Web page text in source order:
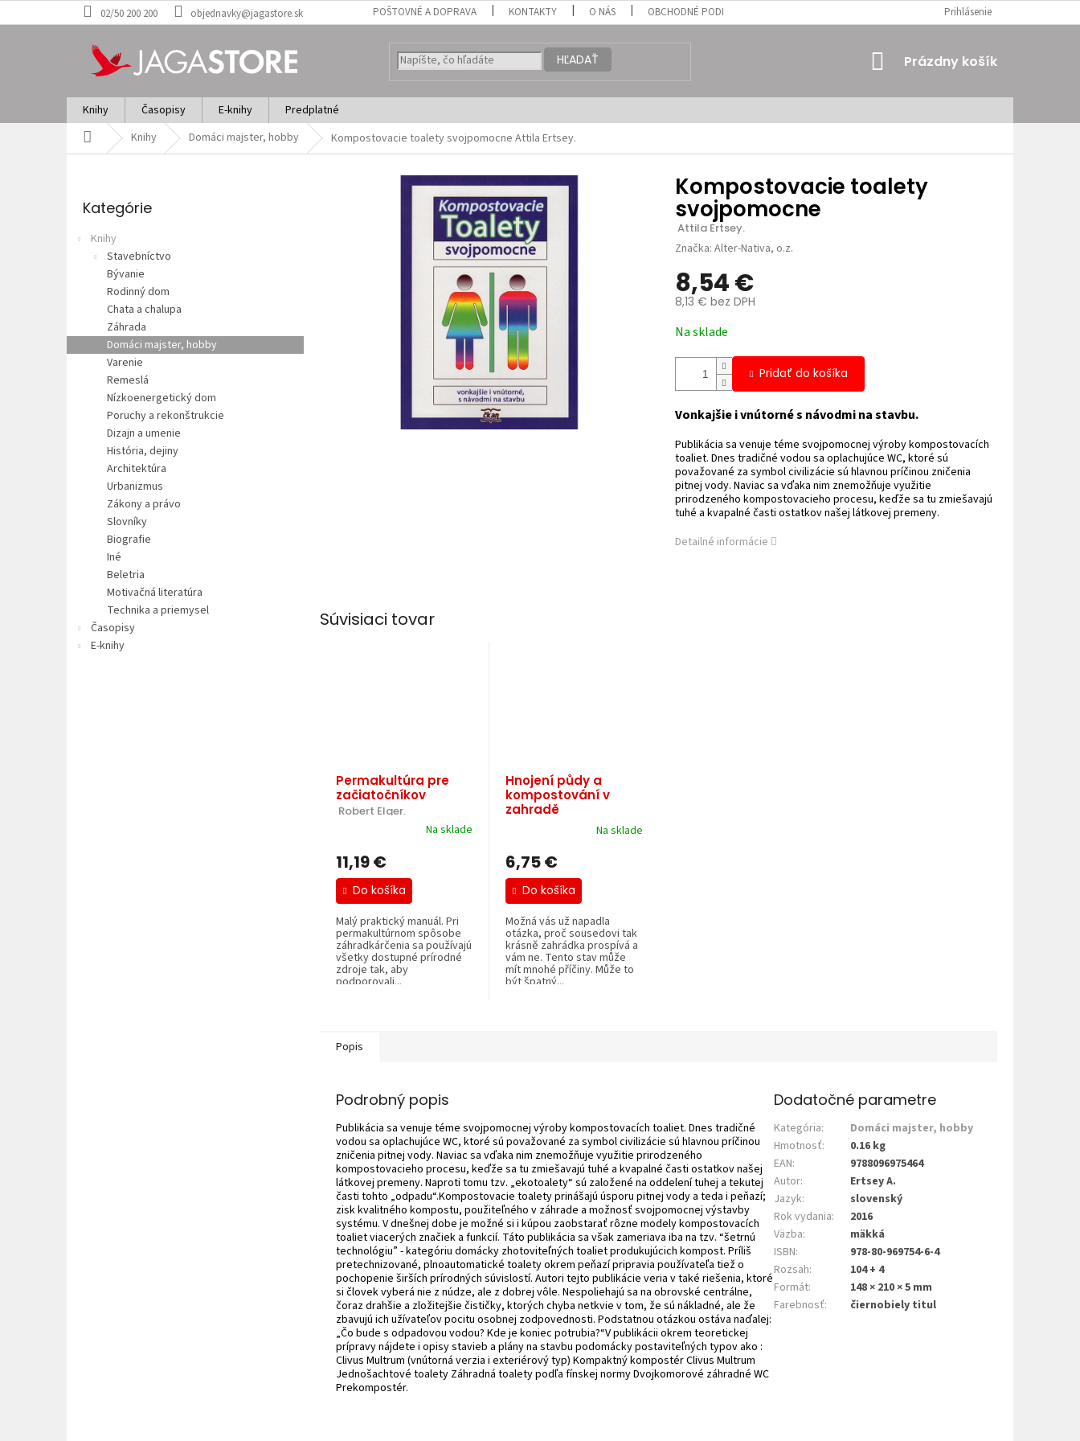
Prejsť
02/50 200 200 objednavky@jagastore.sk POŠTOVNÉ A DOPRAVA KONTAKTY O NÁS OBCHODNÉ PODMIENKY Prihlásenie
HĽADAŤ
NÁKUPNÝ
Prázdny košík
Knihy Časopisy E-knihy
Predplatné
DomovKnihy Domáci majster, hobby Kompostovacie toalety svojpomocne Attila Ertsey.
kategórie
Kategórie
Knihy
Stavebníctvo
Bývanie
Rodinný dom
Chata a chalupa
Záhrada
Domáci majster, hobby
Varenie
Remeslá
Nízkoenergetický dom
Poruchy a rekonštrukcie
Dizajn a umenie
História, dejiny
Architektúra
Urbanizmus
Zákony a právo
Slovníky
Biografie
Iné
Beletria
Motivačná literatúra
Technika a priemysel
Časopisy
E-knihy
Kompostovacie toalety
svojpomocne
Attila Ertsey.
Značka: Alter-Nativa, o.z.
8,54 €
8,13 € bez DPH
cena:
Na sklade
Pridať do košíka
Vonkajšie i vnútorné s návodmi na stavbu.
Publikácia sa venuje téme svojpomocnej výroby kompostovacích
toaliet. Dnes tradičné vodou sa oplachujúce WC, ktoré sú
považované za symbol civilizácie sú hlavnou príčinou zničenia
pitnej vody. Naviac sa vďaka nim znemožňuje využitie
prirodzeného kompostovacieho procesu, keďže sa tu zmiešavajú
tuhé a kvapalné časti ostatkov našej látkovej premeny.
Detailné informácie
Súvisiaci tovar
Permakultúra pre
začiatočníkov
Robert Elger.
Na sklade
11,19 €
Do košíka
Malý praktický manuál. Pri
permakultúrnom spôsobe
záhradkárčenia sa používajú
všetky dostupné prírodné
zdroje tak, aby
podporovali...
Hnojení půdy a
kompostování v
zahradě
Na sklade
6,75 €
Do košíka
Možná vás už napadla
otázka, proč sousedovi tak
krásně zahrádka prospívá a
vám ne. Tento stav může
mít mnohé příčiny. Může to
být špatný...
Popis
Podrobný popis
Publikácia sa venuje téme svojpomocnej výroby kompostovacích toaliet. Dnes tradičné
vodou sa oplachujúce WC, ktoré sú považované za symbol civilizácie sú hlavnou príčinou
zničenia pitnej vody. Naviac sa vďaka nim znemožňuje využitie prirodzeného
kompostovacieho procesu, keďže sa tu zmiešavajú tuhé a kvapalné časti ostatkov našej
látkovej premeny. Naproti tomu tzv. „ekotoalety“ sú založené na oddelení tuhej a tekutej
časti tohto „odpadu“.Kompostovacie toalety prinášajú úsporu pitnej vody a teda i peňazí;
zisk kvalitného kompostu, použiteľného v záhrade a možnosť svojpomocnej výstavby
systému. V dnešnej dobe je možné si i kúpou zaobstarať rôzne modely kompostovacích
toaliet viacerých značiek a funkcií. Táto publikácia sa však zameriava iba na tzv. “šetrnú
technológiu” - kategóriu domácky zhotoviteľných toaliet produkujúcich kompost. Príliš
pretechnizované, plnoautomatické toalety okrem peňazí pripravia používateľa tiež o
pochopenie širších prírodných súvislostí. Autori tejto publikácie veria v také riešenia, ktoré
si človek vyberá nie z núdze, ale z dobrej vôle. Nespoliehajú sa na obrovské centrálne,
čoraz drahšie a zložitejšie čističky, ktorých chyba netkvie v tom, že sú nákladné, ale že
zbavujú ich užívateľov pocitu osobnej zodpovednosti. Podstatnou otázkou ostáva naďalej:
„Čo bude s odpadovou vodou? Kde je koniec potrubia?“V publikácii okrem teoretickej
prípravy nájdete i opisy stavieb a plány na stavbu podomácky postaviteľných typov ako :
Clivus Multrum (vnútorná verzia i exteriérový typ) Kompaktný kompostér Clivus Multrum
Jednošachtové toalety Záhradná toalety podľa fínskej normy Dvojkomorové záhradné WC
Prekompostér.
Dodatočné parametre
Kategória:
Domáci majster, hobby
Hmotnosť:
0.16 kg
EAN:
9788096975464
Autor:
Ertsey A.
Jazyk:
slovenský
Rok vydania:
2016
Väzba:
mäkká
ISBN:
978-80-969754-6-4
Rozsah:
104 + 4
Formát:
148 × 210 × 5 mm
Farebnosť: čiernobiely titul